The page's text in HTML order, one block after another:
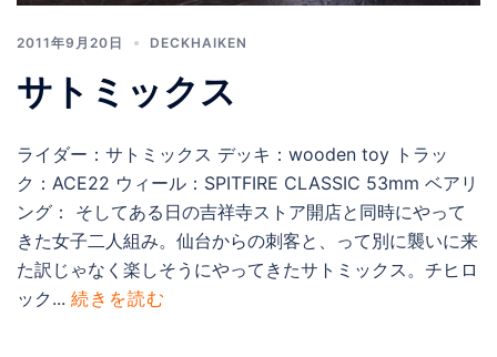
2011年9月20日 DECKHAIKEN
サトミックス
ライダー：サトミックス デッキ：wooden toy トラッ
ク：ACE22 ウィール：SPITFIRE CLASSIC 53mm ベアリ
ング： そしてある日の吉祥寺ストア開店と同時にやって
きた女子二人組み。仙台からの刺客と、って別に襲いに来
た訳じゃなく楽しそうにやってきたサトミックス。チヒロ
ック... 続きを読む